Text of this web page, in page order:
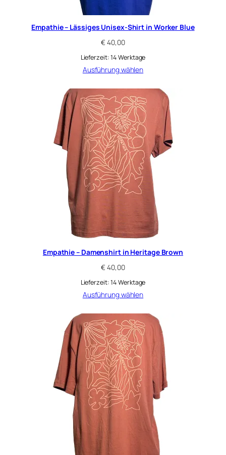
Empathie – Lässiges Unisex-Shirt in Worker Blue
€ 40,00
Lieferzeit:14 Werktage
Ausführung wählen
Empathie – Damenshirt in Heritage Brown
€ 40,00
Lieferzeit:14 Werktage
Ausführung wählen